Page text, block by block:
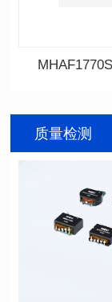
SERIES
高(mm):
电感值(μH):
最大直流电阻
质量检测